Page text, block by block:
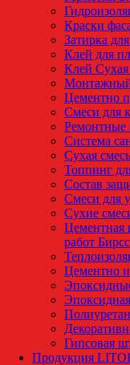
Краски
Затирка
Клей для
Клей Сухая
Цементно
Смеси для
Система
Сухая
Топпинг
Состав
Смеси для
Сухие
Цементная
работ Бирсс
Цементно
Гипсовая
Продукция